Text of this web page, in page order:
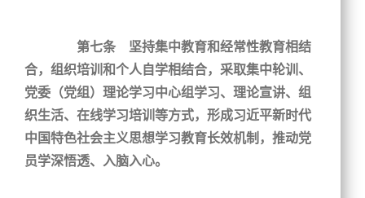
第七条 坚持集中教育和经常性教育相结
合，组织培训和个人自学相结合，采取集中轮训、
党委（党组）理论学习中心组学习、理论宣讲、组
织生活、在线学习培训等方式，形成习近平新时代
中国特色社会主义思想学习教育长效机制，推动党
员学深悟透、入脑入心。